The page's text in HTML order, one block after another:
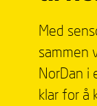
Med
sammen
NorDan i
klar for å